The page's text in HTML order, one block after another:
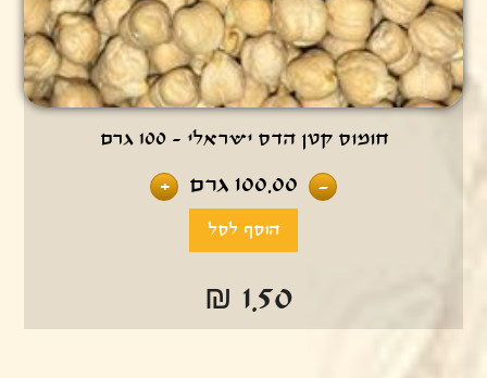
חומוס קטן הדס ישראלי - 100 גרם
-
100.00 גרם +
₪ 1.50